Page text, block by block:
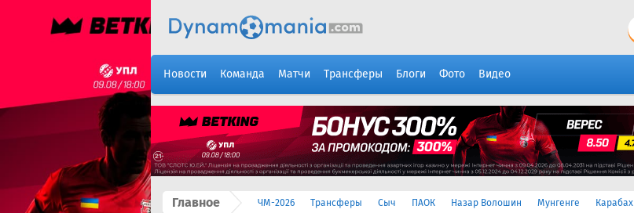
Новости Команда Матчи Трансферы Блоги Фото Видео
Главное ЧМ-2026 Трансферы Сыч ПАОК Назар Волошин Мунгенге Карабах